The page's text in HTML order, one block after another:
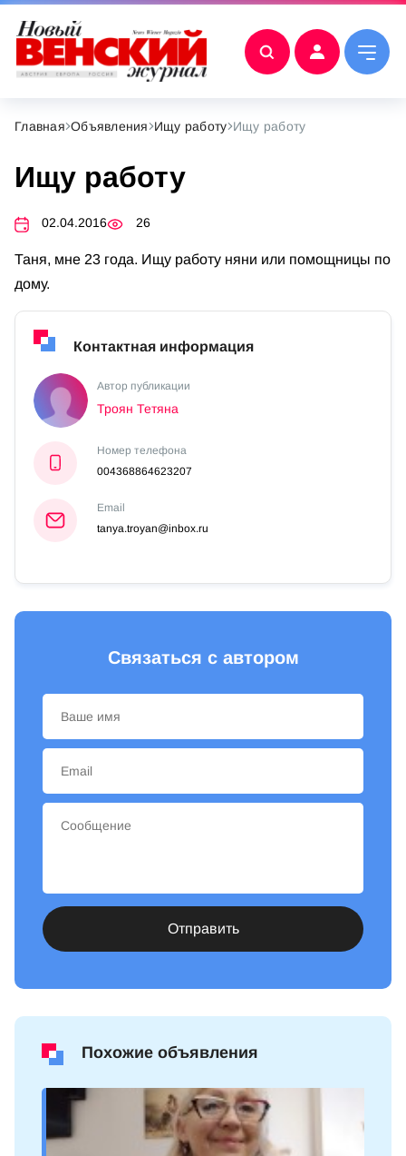
Главная Объявления Ищу работу Ищу работу
Ищу работу
02.04.2016 26
Таня, мне 23 года. Ищу работу няни или помощницы по
дому.
Контактная информация
Автор публикации
Троян Тетяна
Номер телефона
004368864623207
Email
tanya.troyan@inbox.ru
Связаться с автором
Отправить
Похожие объявления